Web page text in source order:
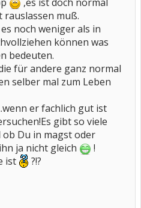
rauslassen muß.
noch weniger als in
können was
bedeuten.
für andere ganz normal
selber mal zum Leben
er fachlich gut ist
gibt so viele
ob Du in magst oder
ja nicht gleich
!
ist
?!?